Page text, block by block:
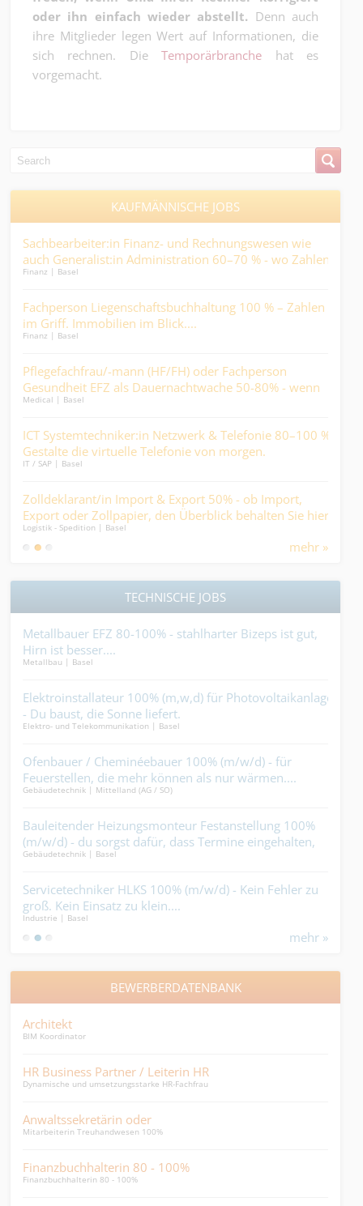
oder ihn einfach wieder abstellt. Denn auch
ihre Mitglieder legen Wert auf Informationen, die
sich rechnen. DieTemporärbranche hat es
vorgemacht.
KAUFMÄNNISCHE JOBS
Sachbearbeiter:in Finanz- und Rechnungswesen wie
auch Generalist:in Administration 60–70 % - wo Zahlen
stimmen müssen, weil Menschen darauf zählen….
Finanz | Basel
Fachperson Liegenschaftsbuchhaltung 100 % – Zahlen
im Griff. Immobilien im Blick....
Finanz | Basel
Pflegefachfrau/-mann (HF/FH) oder Fachperson
Gesundheit EFZ als Dauernachtwache 50-80% - wenn
andere schlafen, werden Sie zum wichtigsten Menschen
Medical | Basel
ICT Systemtechniker:in Netzwerk & Telefonie 80–100 % -
Gestalte die virtuelle Telefonie von morgen.
IT / SAP | Basel
Zolldeklarant/in Import & Export 50% - ob Import,
Export oder Zollpapier, den Überblick behalten Sie hier..
Logistik - Spedition | Basel
mehr »
TECHNISCHE JOBS
Metallbauer EFZ 80-100% - stahlharter Bizeps ist gut,
Hirn ist besser....
Metallbau | Basel
Elektroinstallateur 100% (m,w,d) für Photovoltaikanlagen
- Du baust, die Sonne liefert.
Elektro- und Telekommunikation | Basel
Ofenbauer / Cheminéebauer 100% (m/w/d) - für
Feuerstellen, die mehr können als nur wärmen....
Gebäudetechnik | Mittelland (AG / SO)
Bauleitender Heizungsmonteur Festanstellung 100%
(m/w/d) - du sorgst dafür, dass Termine eingehalten,
Pläne umgesetzt und Heizungen installiert werden.
Gebäudetechnik | Basel
Servicetechniker HLKS 100% (m/w/d) - Kein Fehler zu
groß. Kein Einsatz zu klein....
Industrie | Basel
mehr »
BEWERBERDATENBANK
Architekt
BIM Koordinator
HR Business Partner / Leiterin HR
Dynamische und umsetzungsstarke HR-Fachfrau
Anwaltssekretärin oder
Mitarbeiterin Treuhandwesen 100%
Finanzbuchhalterin 80 - 100%
Finanzbuchhalterin 80 - 100%